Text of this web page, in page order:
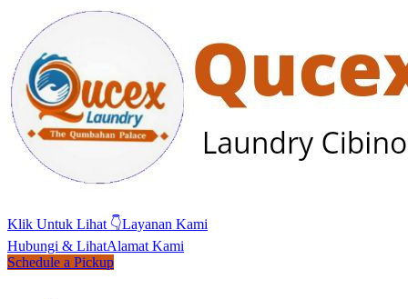
Klik Untuk Lihat 👇Layanan Kami
Hubungi & LihatAlamat Kami
Schedule a Pickup